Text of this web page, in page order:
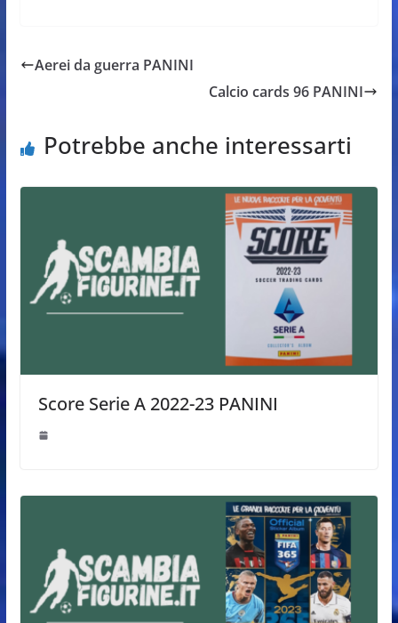
Aerei da guerra PANINI
Calcio cards 96 PANINI
Potrebbe anche interessarti
Score Serie A 2022-23 PANINI